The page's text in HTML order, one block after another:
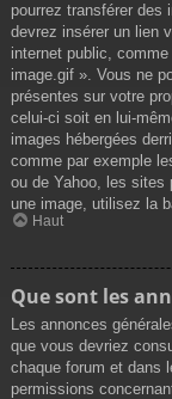
pourrez transférer des
devrez insérer un lien
internet public,
image.gif ». Vous ne
présentes sur votre
celui-ci soit en lui-
images hébergées
comme par exemple
ou de Yahoo, les sites
une image, utilisez la
Haut
Que sont les
Les annonces
que vous devriez
chaque forum et dans
permissions